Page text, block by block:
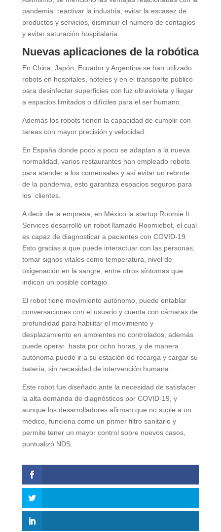
pandemia: reactivar la industria, evitar la escasez de
productos y servicios, disminuir el número de contagios
y evitar saturación hospitalaria.
Nuevas aplicaciones de la robótica
En China, Japón, Ecuador y Argentina se han utilizado
robots en hospitales, hoteles y en el transporte público
para desinfectar superficies con luz ultravioleta y llegar
a espacios limitados o difíciles para el ser humano.
Además los robots tienen la capacidad de cumplir con
tareas con mayor precisión y velocidad.
En España donde poco a poco se adaptan a la nueva
normalidad, varios restaurantes han empleado robots
para atender a los comensales y así evitar un rebrote
de la pandemia, esto garantiza espacios seguros para
los clientes.
A decir de la empresa, en México la startup Roomie It
Services desarrolló un robot llamado Roomiebot, el cual
es capaz de diagnosticar a pacientes con COVID-19.
Esto gracias a que puede interactuar con las personas,
tomar signos vitales como temperatura, nivel de
oxigenación en la sangre, entre otros síntomas que
indican un posible contagio.
El robot tiene movimiento autónomo, puede entablar
conversaciones con el usuario y cuenta con cámaras de
profundidad para habilitar el movimiento y
desplazamiento en ambientes no controlados, además
puede operar hasta por ocho horas, y de manera
autónoma puede ir a su estación de recarga y cargar su
batería, sin necesidad de intervención humana.
Este robot fue diseñado ante la necesidad de satisfacer
la alta demanda de diagnósticos por COVID-19, y
aunque los desarrolladores afirman que no suple a un
médico, funciona como un primer filtro sanitario y
permite tener un mayor control sobre nuevos casos,
puntualizó NDS.